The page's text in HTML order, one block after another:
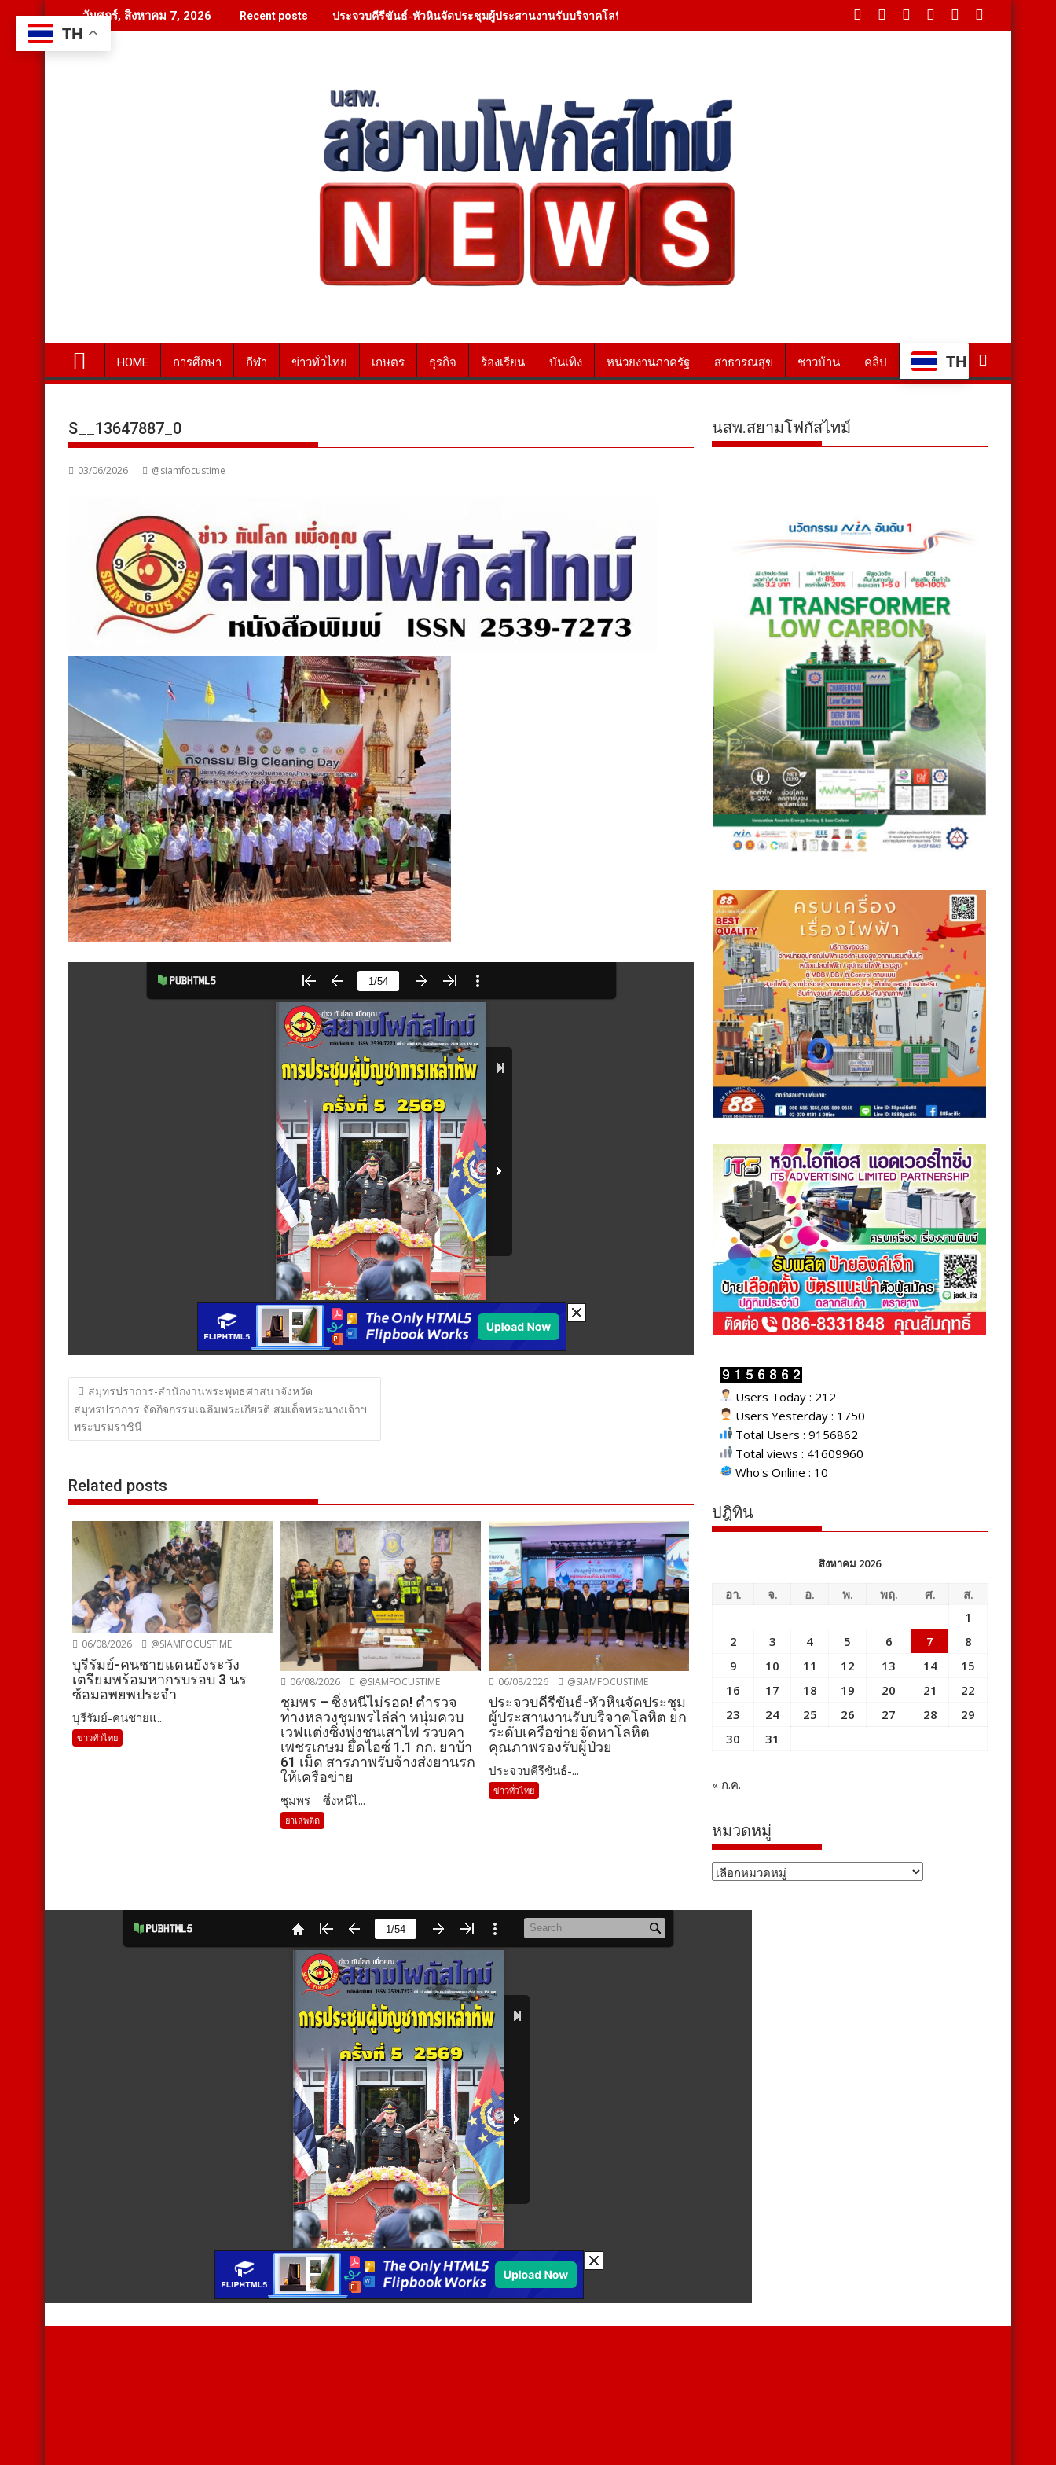
to
content
วันศุกร์, สิงหาคม 7, 2026 Recent posts ประจวบคีรีขันธ์-หัวหินจัดประชุมผู้ประสานงานรับบริจาคโลหิต ยกระดับเครือข่ายจัดหาโลหิตคุณภาพรองรับผู้ป่วย
HOME การศึกษา กีฬา ข่าวทั่วไทย เกษตร ธุรกิจ ร้องเรียน บันเทิง หน่วยงานภาครัฐ สาธารณสุข ชาวบ้าน คลิป TH
S__13647887_0
03/06/2026 @siamfocustime
แนะแนว
เรื่อง
สมุทรปราการ-สำนักงานพระพุทธศาสนาจังหวัด
สมุทรปราการ จัดกิจกรรมเฉลิมพระเกียรติ สมเด็จพระนางเจ้าฯ
พระบรมราชินี
Related posts
06/08/2026 @SIAMFOCUSTIME
บุรีรัมย์-คนชายแดนยังระวัง
เตรียมพร้อมหากรบรอบ 3 นร
ซ้อมอพยพประจำ
บุรีรัมย์-คนชายแ...
ข่าวทั่วไทย
06/08/2026 @SIAMFOCUSTIME
ชุมพร – ซิ่งหนีไม่รอด! ตำรวจ
ทางหลวงชุมพรไล่ล่า หนุ่มควบ
เวฟแต่งซิ่งพุ่งชนเสาไฟ รวบคา
เพชรเกษม ยึดไอซ์ 1.1 กก. ยาบ้า
61 เม็ด สารภาพรับจ้างส่งยานรก
ให้เครือข่าย
ชุมพร – ซิ่งหนีไ...
ยาเสพติด
06/08/2026 @SIAMFOCUSTIME
ประจวบคีรีขันธ์-หัวหินจัดประชุม
ผู้ประสานงานรับบริจาคโลหิต ยก
ระดับเครือข่ายจัดหาโลหิต
คุณภาพรองรับผู้ป่วย
ประจวบคีรีขันธ์-...
ข่าวทั่วไทย
นสพ.สยามโฟกัสไทม์
Users Today : 212
Users Yesterday : 1750
Total Users : 9156862
Total views : 41609960
Who's Online : 10
ปฎิทิน
สิงหาคม 2026
อา. จ. อ. พ. พฤ. ศ.
ส.
1
2
3 4 5 6 7
8
9
10 11 12 13 14
15
16
17 18 19 20 21
22
23
24 25 26 27 28
29
30
31
« ก.ค.
หมวดหมู่
หมวด
TH